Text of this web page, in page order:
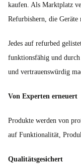
kaufen. Als Marktplatz
Refurbishern, die Geräte
Jedes auf refurbed
funktionsfähig und durch
und vertrauenswürdig
Von Experten erneuert
Produkte werden von
auf Funktionalität,
Qualitätsgesichert